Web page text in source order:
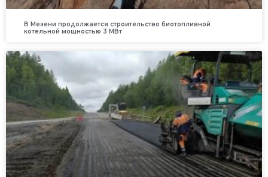
В Мезени продолжается строительство биотопливной
котельной мощностью 3 МВт